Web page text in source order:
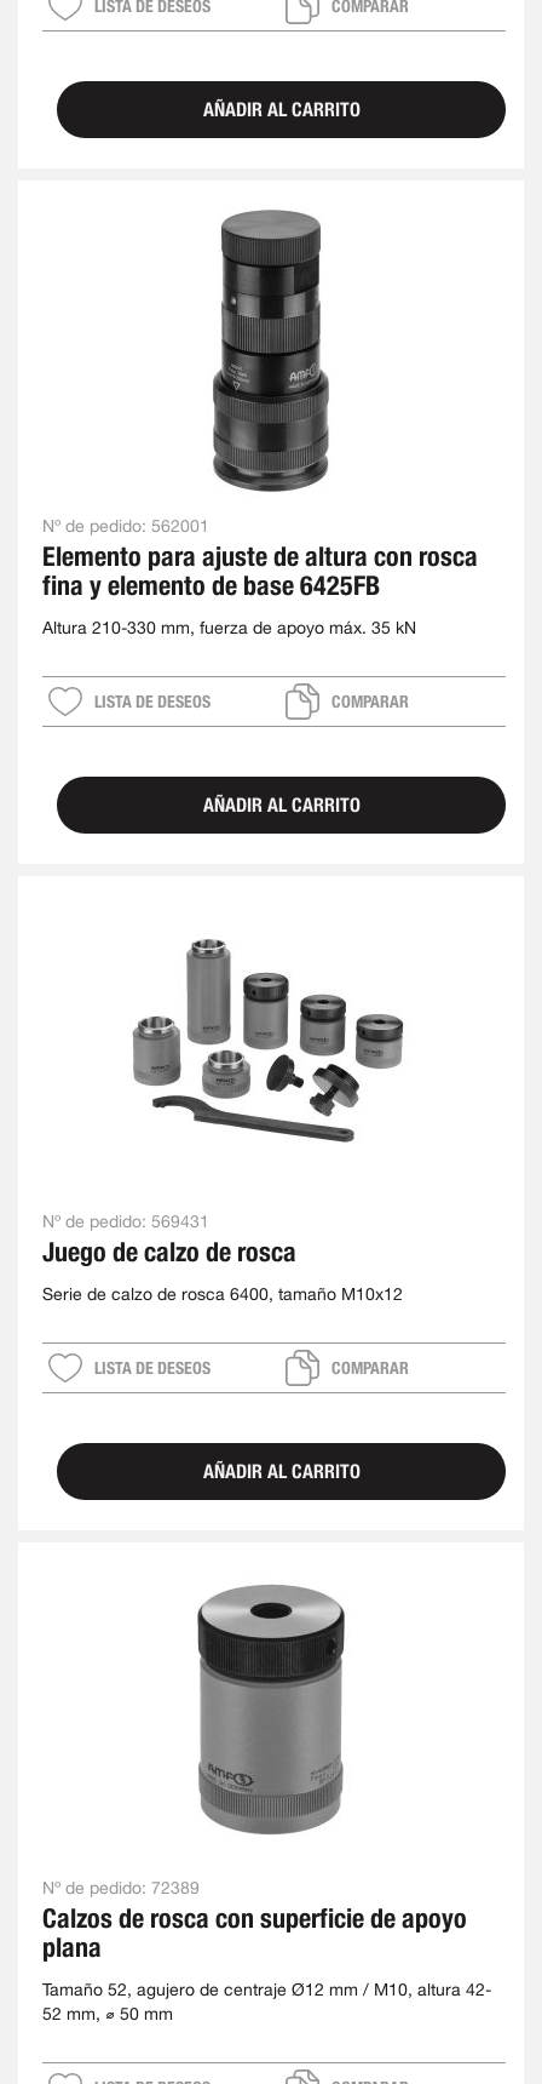
LISTA DE DESEOS COMPARAR
AÑADIR AL CARRITO
Nº de pedido: 562001
Elemento para ajuste de altura con rosca
fina y elemento de base 6425FB
Altura 210-330 mm, fuerza de apoyo máx. 35 kN
LISTA DE DESEOS COMPARAR
AÑADIR AL CARRITO
Nº de pedido: 569431
Juego de calzo de rosca
Serie de calzo de rosca 6400, tamaño M10x12
LISTA DE DESEOS COMPARAR
AÑADIR AL CARRITO
Nº de pedido: 72389
Calzos de rosca con superficie de apoyo
plana
Tamaño 52, agujero de centraje Ø12 mm / M10, altura 42-
52 mm, ⌀ 50 mm